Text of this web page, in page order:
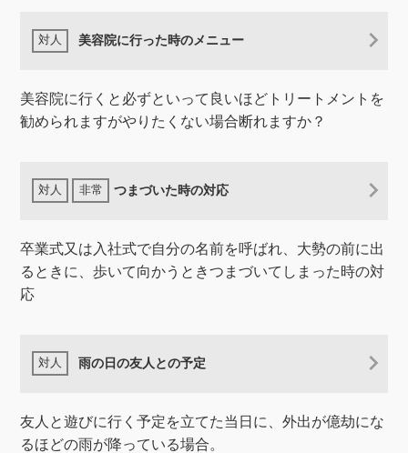
美容院に行った時のメニュー
美容院に行くと必ずといって良いほどトリートメントを
勧められますがやりたくない場合断れますか？
つまづいた時の対応
卒業式又は入社式で自分の名前を呼ばれ、大勢の前に出
るときに、歩いて向かうときつまづいてしまった時の対
応
雨の日の友人との予定
友人と遊びに行く予定を立てた当日に、外出が億劫にな
るほどの雨が降っている場合。